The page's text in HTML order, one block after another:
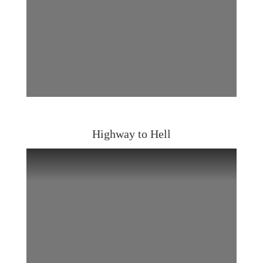
Highway to Hell